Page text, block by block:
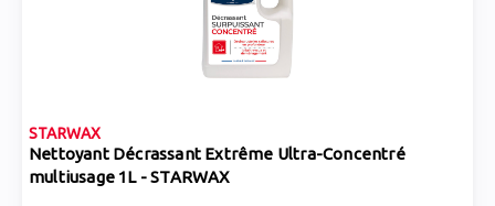
STARWAX
Nettoyant Décrassant Extrême Ultra-Concentré
multiusage 1L - STARWAX